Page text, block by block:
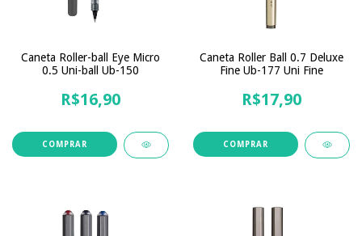
Caneta Roller-ball Eye Micro
0.5 Uni-ball Ub-150
R$16,90
COMPRAR
Caneta Roller Ball 0.7 Deluxe
Fine Ub-177 Uni Fine
R$17,90
COMPRAR